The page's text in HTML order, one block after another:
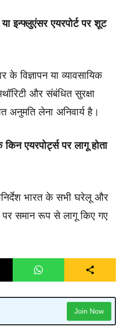
इन्फ्लुएंसर एयरपोर्ट पर शूट
के विज्ञापन या व्यावसायिक
और संबंधित सुरक्षा
अनुमति लेना अनिवार्य है।
एयरपोर्ट्स पर लागू होता
भारत के सभी घरेलू और
पर समान रूप से लागू किए गए
Join Now